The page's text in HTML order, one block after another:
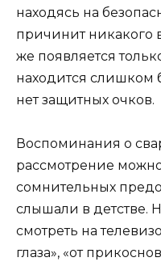
находясь на
причинит никакого
же появляется
находится слишком
нет защитных очков.
Воспоминания о
рассмотрение
сомнительных
слышали в детстве.
смотреть на
глаза», «от